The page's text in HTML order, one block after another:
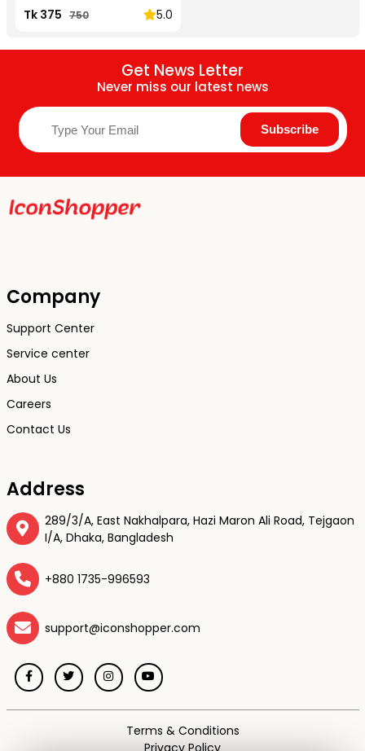
Tk 375 750 5.0
Get News Letter
Never miss our latest news
Company
Support Center
Service center
About Us
Careers
Contact Us
Address
289/3/A, East Nakhalpara, Hazi Maron Ali Road, Tejgaon
I/A, Dhaka, Bangladesh
+880 1735-996593
support@iconshopper.com
Terms & Conditions